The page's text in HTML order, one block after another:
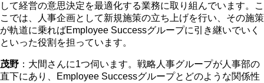
して経営の意思決定を最適化する業務に取り組んでいます。こ
こでは、人事企画として新規施策の立ち上げを行い、その施策
が軌道に乗ればEmployee Successグループに引き継いでいく
といった役割を担っています。
茂野 ：大間さんに1つ伺います。戦略人事グループが人事部の
直下にあり、Employee Successグループとどのような関係性